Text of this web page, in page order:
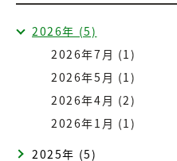
2026年 (5)
2026年7月 (1)
2026年5月 (1)
2026年4月 (2)
2026年1月 (1)
2025年 (5)